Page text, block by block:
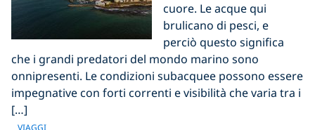
cuore. Le acque qui
brulicano di pesci, e
perciò questo significa
che i grandi predatori del mondo marino sono
onnipresenti. Le condizioni subacquee possono essere
impegnative con forti correnti e visibilità che varia tra i
[…]
VIAGGI